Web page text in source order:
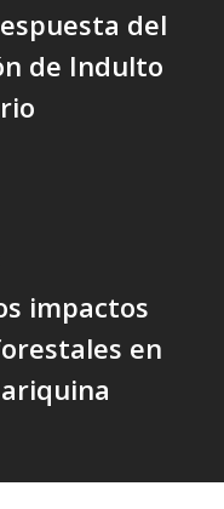
del
de Indulto
impactos
en